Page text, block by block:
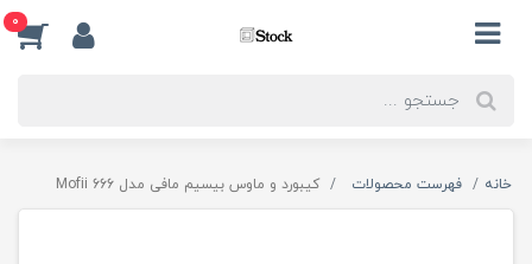
0
خانه فهرست محصولات کیبورد و ماوس بیسیم مافی مدل 666 Mofii